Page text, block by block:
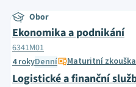
Obor
Ekonomika a podnikání
6341M01
4 rokyDenní Maturitní zkouška
Logistické a finanční